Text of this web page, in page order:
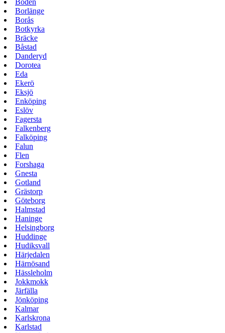
Boden
Borlänge
Borås
Botkyrka
Bräcke
Båstad
Danderyd
Dorotea
Eda
Ekerö
Eksjö
Enköping
Eslöv
Fagersta
Falkenberg
Falköping
Falun
Flen
Forshaga
Gnesta
Gotland
Grästorp
Göteborg
Halmstad
Haninge
Helsingborg
Huddinge
Hudiksvall
Härjedalen
Härnösand
Hässleholm
Jokkmokk
Järfälla
Jönköping
Kalmar
Karlskrona
Karlstad